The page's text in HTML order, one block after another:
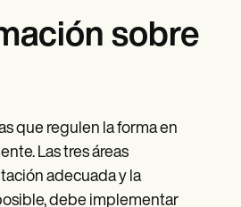
sobre
que regulen la forma en
Las tres áreas
adecuada y la
debe implementar